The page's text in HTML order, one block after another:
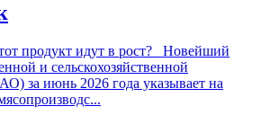
продукт идут в рост? Новейший
и сельскохозяйственной
за июнь 2026 года указывает на